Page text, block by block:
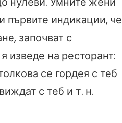
първите индикации, че
започват с
изведе на ресторант:
се гордея с теб
с теб и т. н.